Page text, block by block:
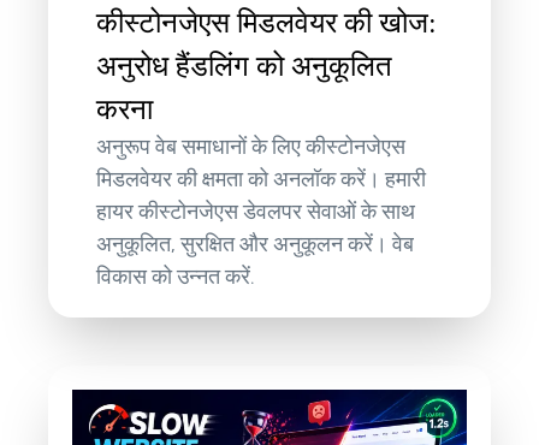
कीस्टोनजेएस मिडलवेयर की खोज:
अनुरोध हैंडलिंग को अनुकूलित
करना
अनुरूप वेब समाधानों के लिए कीस्टोनजेएस
मिडलवेयर की क्षमता को अनलॉक करें। हमारी
हायर कीस्टोनजेएस डेवलपर सेवाओं के साथ
अनुकूलित, सुरक्षित और अनुकूलन करें। वेब
विकास को उन्नत करें.